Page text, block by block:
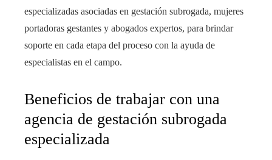
especializadas asociadas en gestación subrogada, mujeres
portadoras gestantes y abogados expertos, para brindar
soporte en cada etapa del proceso con la ayuda de
especialistas en el campo.
Beneficios de trabajar con una
agencia de gestación subrogada
especializada